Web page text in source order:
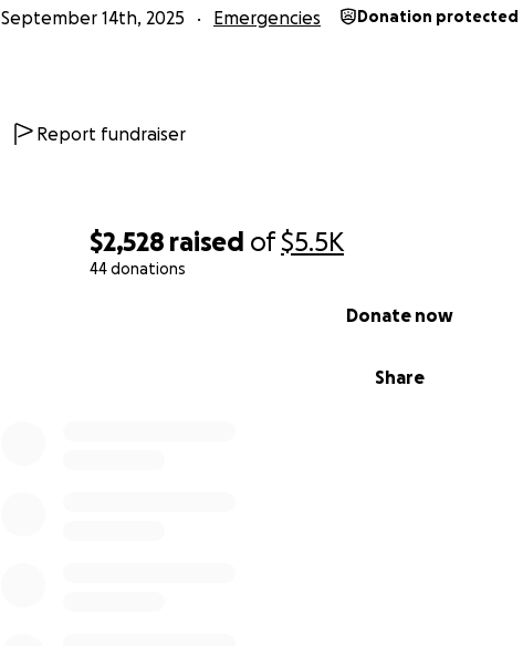
$2,528 raised of$5.5K
44 donations
Share
Donate now
September 14th, 2025 Emergencies Donation protected
Report fundraiser